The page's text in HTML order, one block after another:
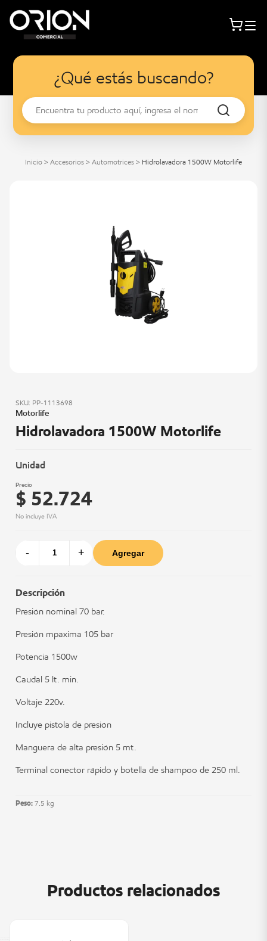
¿Qué estás buscando?
Inicio > Accesorios > Automotrices > Hidrolavadora 1500W Motorlife
SKU: PP-1113698
Motorlife
Hidrolavadora 1500W Motorlife
Unidad
Precio
$ 52.724
No incluye IVA
- + Agregar
Descripción
Presión nominal 70 bar.
Presión mpaxima 105 bar
Potencia 1500w
Caudal 5 lt. min.
Voltaje 220v.
Incluye pistola de presión
Manguera de alta presión 5 mt.
Terminal conector rápido y botella de shampoo de 250 ml.
Peso: 7.5 kg
Productos relacionados